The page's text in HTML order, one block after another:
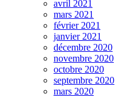
avril 2021
mars 2021
février 2021
janvier 2021
décembre 2020
novembre 2020
octobre 2020
septembre 2020
mars 2020